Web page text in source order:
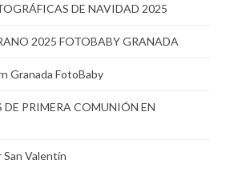
DE NAVIDAD 2025
2025 FOTOBABY GRANADA
Granada FotoBaby
DE PRIMERA COMUNIÓN EN
San Valentín